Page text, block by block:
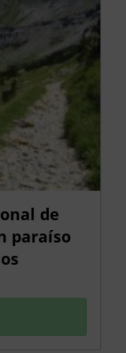
de
paraíso